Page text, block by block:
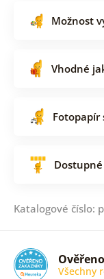
Možnost
Vhodné
Fotopapír
Katalogové číslo:
Všechny